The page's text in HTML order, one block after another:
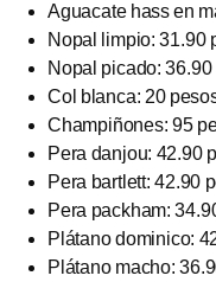
Aguacate hass en
Nopal limpio: 31.90
Nopal picado:
Col blanca: 20
Champiñones: 95
Pera danjou: 42.90
Pera bartlett: 42.90
Pera packham:
Plátano dominico:
Plátano macho: